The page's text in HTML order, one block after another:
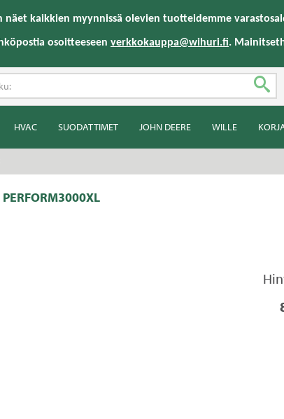
näet kaikkien myynnissä olevien tuotteidemme
osoitteeseen verkkokauppa@wihuri.fi.
HVAC SUODATTIMET JOHN DEERE WILLE
PERFORM3000XL